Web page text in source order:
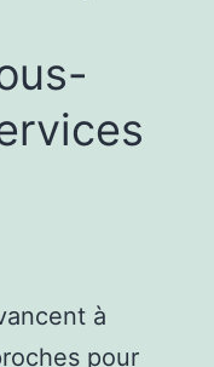
à
pour